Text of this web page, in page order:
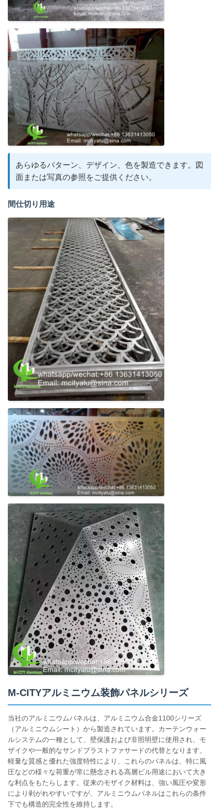
あらゆるパターン、デザイン、色を製造できます。図
面または写真の参照をご提供ください。
間仕切り用途
M-CITYアルミニウム装飾パネルシリーズ
当社のアルミニウムパネルは、アルミニウム合金1100シリーズ
（アルミニウムシート）から製造されています。カーテンウォー
ルシステムの一種として、壁保護および非照明壁に使用され、モ
ザイクや一般的なサンドブラストファサードの代替となります。
軽量な質感と優れた強度特性により、これらのパネルは、特に風
圧などの様々な荷重が常に懸念される高層ビル用途において大き
な利点をもたらします。従来のモザイク材料は、強い風圧や変形
により剥がれやすいですが、アルミニウムパネルはこれらの条件
下でも構造的完全性を維持します。